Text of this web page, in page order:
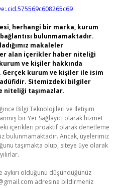
herhangi bir marka, kurum
bulunmamaktadır.
makaleler
alan içerikler haber niteliği
ve kişiler hakkında
Gerçek kurum ve kişiler ile isim
Sitemizdeki bilgiler
niteliği taşımazlar.
Bilgi Teknolojileri ve İletişim
bir Yer Sağlayıcı olarak hizmet
içerikleri proaktif olarak denetleme
bulunmamaktadır. Ancak, üyelerimiz
taşımakta olup, siteye üye olarak
olduğunu düşündüğünüz
adresine bildirmeniz